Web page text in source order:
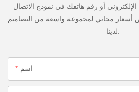
أو رقم هاتفك في نموذج الاتصال
مجاني لمجموعة واسعة من التصاميم
اسم